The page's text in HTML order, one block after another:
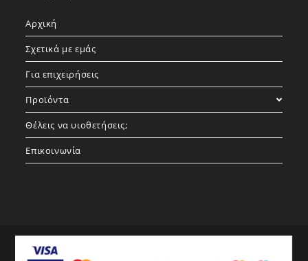
new
Αρχική
Σχετικά με εμάς
Για επιχειρήσεις
Προϊόντα
Θέλεις να υιοθετήσεις;
Επικοινωνία